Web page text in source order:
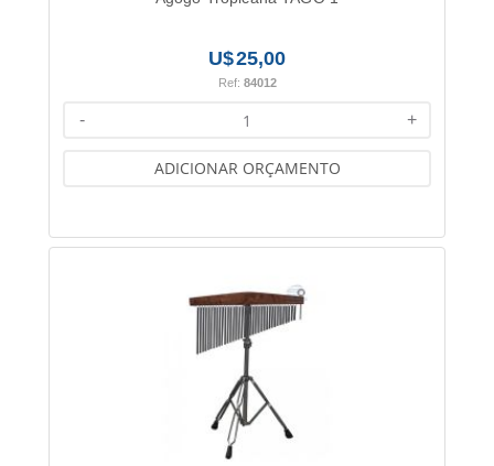
25,00
Ref: 84012
+
-
ADICIONAR ORÇAMENTO